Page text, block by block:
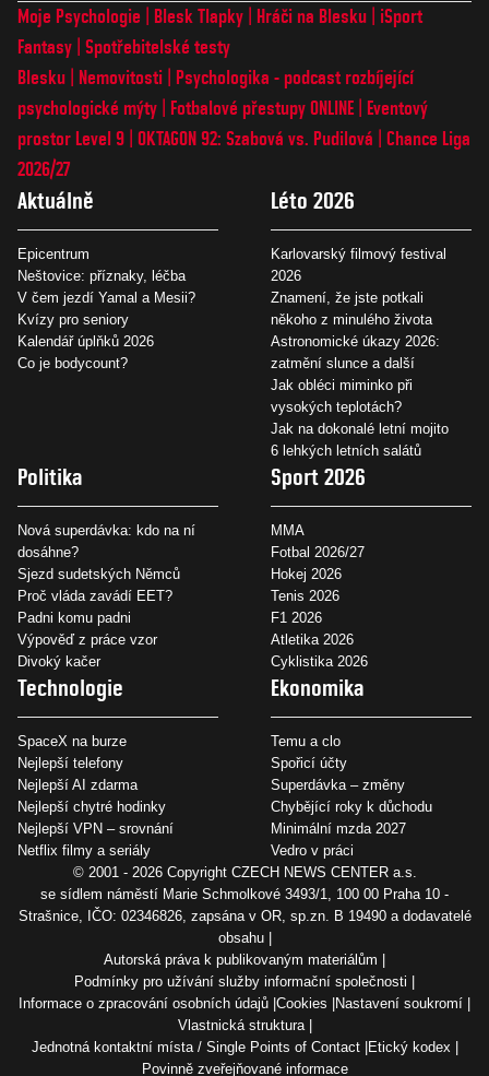
Moje Psychologie Blesk Tlapky Hráči na Blesku
iSport
Fantasy Spotřebitelské testy
Blesku
Nemovitosti
Psychologika - podcast rozbíjející
psychologické mýty
Fotbalové přestupy ONLINE
Eventový
prostor Level 9 OKTAGON 92: Szabová vs. Pudilová
Chance Liga
2026/27
Aktuálně
Epicentrum
Neštovice: příznaky, léčba
V čem jezdí Yamal a Mesii?
Kvízy pro seniory
Kalendář úplňků 2026
Co je bodycount?
Léto 2026
Karlovarský filmový festival
2026
Znamení, že jste potkali
někoho z minulého života
Astronomické úkazy 2026:
zatmění slunce a další
Jak obléci miminko při
vysokých teplotách?
Jak na dokonalé letní mojito
6 lehkých letních salátů
Politika
Nová superdávka: kdo na ní
dosáhne?
Sjezd sudetských Němců
Proč vláda zavádí EET?
Padni komu padni
Výpověď z práce vzor
Divoký kačer
Sport 2026
MMA
Fotbal 2026/27
Hokej 2026
Tenis 2026
F1 2026
Atletika 2026
Cyklistika 2026
Technologie
SpaceX na burze
Nejlepší telefony
Nejlepší AI zdarma
Nejlepší chytré hodinky
Nejlepší VPN – srovnání
Netflix filmy a seriály
Ekonomika
Temu a clo
Spořicí účty
Superdávka – změny
Chybějící roky k důchodu
Minimální mzda 2027
Vedro v práci
© 2001 - 2026 Copyright CZECH NEWS CENTER a.s.
se sídlem náměstí Marie Schmolkové 3493/1, 100 00 Praha 10 -
Strašnice, IČO: 02346826, zapsána v OR, sp.zn. B 19490 a dodavatelé
obsahu
Autorská práva k publikovaným materiálům
Podmínky pro užívání služby informační společnosti
Informace o zpracování osobních údajů Cookies Nastavení soukromí
Vlastnická struktura
Jednotná kontaktní místa / Single Points of Contact Etický kodex
Povinně zveřejňované informace